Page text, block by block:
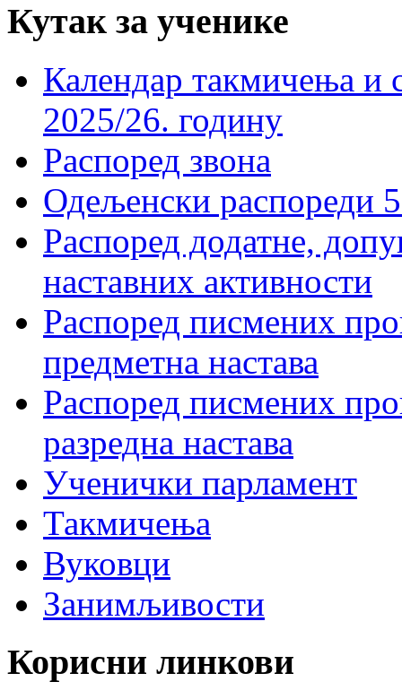
Кутак за ученике
Календар такмичења
2025/26. годину
Распоред звона
Одељенски распореди
Распоред додатне,
наставних активности
Распоред писмених
предметна настава
Распоред писмених
разредна настава
Ученички парламент
Такмичења
Вуковци
Занимљивости
Корисни линкови